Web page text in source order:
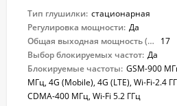
Тип глушилки: стационарная
Регулировка мощности: Да
Общая выходная мощность (Вт):
17
Выбор блокируемых частот: Да
Блокируемые частоты: GSM-900
МГц, 4G (Mobile), 4G (LTE), Wi-Fi-2.4
CDMA-400 МГц, Wi-Fi 5.2 ГГц